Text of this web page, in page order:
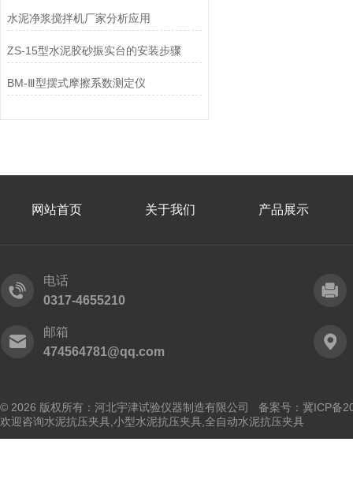
水泥净浆搅拌机厂家分析应用
ZS-15型水泥胶砂振实台的安装步骤
BM-Ⅲ型摆式摩擦系数测定仪
网站首页 关于我们 产品展示
电话
0317-4655210
邮箱
474564781@qq.com
© 2026 版权所有：河北宇津试验仪器制造有限公司 备案号：冀ICP备
欢迎咨询水泥抗压夹具,小型水泥抗压夹具,全自动水泥抗压夹具